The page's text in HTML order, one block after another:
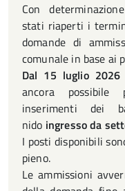
Con
stati riaperti i
domande di
comunale in base ai
Dal 15 luglio
ancora possibile
inserimenti dei
nido ingresso da
I posti disponibili
pieno.
Le ammissioni